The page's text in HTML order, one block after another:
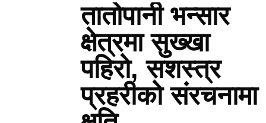
तातोपानी भन्सार
क्षेत्रमा सुख्खा
पहिरो, सशस्त्र
प्रहरीको संरचनामा